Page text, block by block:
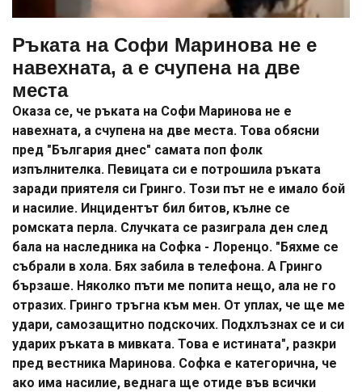
Ръката на Софи Маринова не е
навехната, а е счупена на две
места
Оказа се, че ръката на Софи Маринова не е
навехната, а счупена на две места. Това обясни
пред "България днес" самата поп фолк
изпълнителка. Певицата си е потрошила ръката
заради приятеля си Гринго. Този път не е имало бой
и насилие. Инцидентът бил битов, кълне се
ромската перла. Случката се разиграла ден след
бала на наследника на Софка - Лоренцо. "Бяхме се
събрали в хола. Бях забила в телефона. А Гринго
бързаше. Няколко пъти ме попита нещо, ала не го
отразих. Гринго тръгна към мен. От уплах, че ще ме
удари, самозащитно подскочих. Подхлъзнах се и си
ударих ръката в мивката. Това е истината", разкри
пред вестника Маринова. Софка е категорична, че
ако има насилие, веднага ще отиде във всички